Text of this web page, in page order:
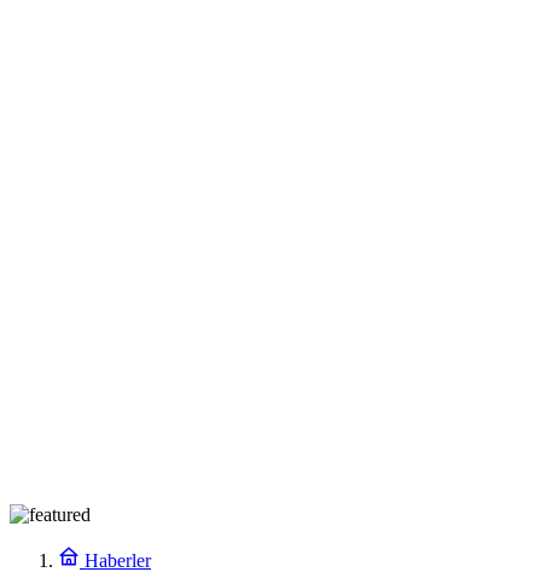
Haberler